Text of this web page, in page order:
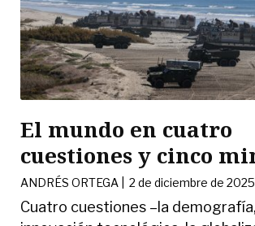
El mundo en cuatro
cuestiones y cinco
ANDRÉS ORTEGA |2 de diciembre de 2025
Cuatro cuestiones –la